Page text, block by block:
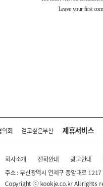
의회 걷고싶은부산 제휴서비스
회사소개 전화안내 광고안내
주소 : 부산광역시 연제구 중앙대로 1217
Copyright ⓒ kookje.co.kr All rights